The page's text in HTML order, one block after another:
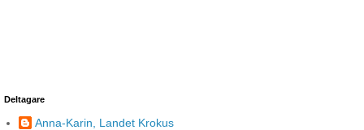
Deltagare
Anna-Karin, Landet Krokus